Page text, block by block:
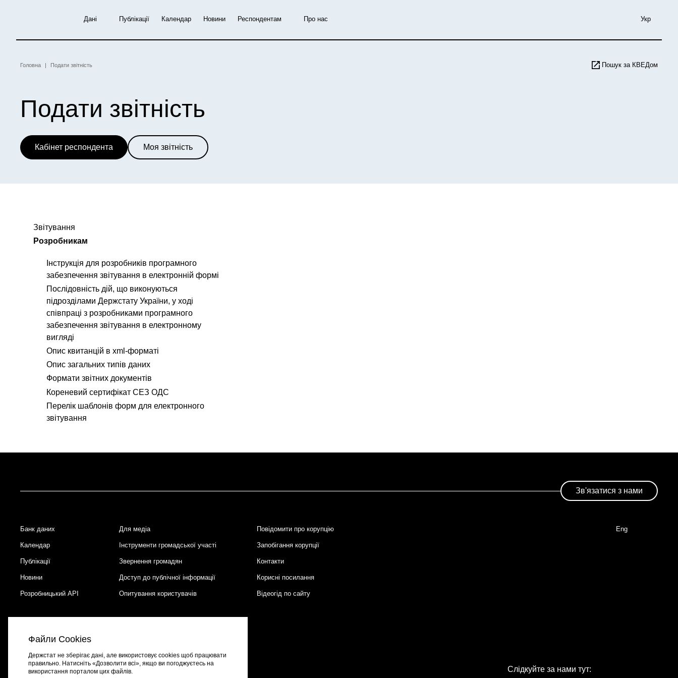
Дані Публікації Календар Новини Респондентам Про нас Укр
Рядок
Головна Подати звітність Пошук за КВЕДом
Подати звітність
Кабінет респондента Моя звітність
Звітування
Розробникам
Інструкція для розробників програмного
забезпечення звітування в електронній формі
Послідовність дій, що виконуються
підрозділами Держстату України, у ході
співпраці з розробниками програмного
забезпечення звітування в електронному
вигляді
Опис квитанцій в xml-форматі
Опис загальних типів даних
Формати звітних документів
Кореневий сертифікат СЕЗ ОДС
Перелік шаблонів форм для електронного
звітування
Зв'язатися з нами
Footer
Банк даних Для медіа Повідомити про корупцію
Календар Інструменти громадської участі Запобігання корупції
Публікації Звернення громадян Контакти
Новини Доступ до публічної інформації Корисні посилання
Розробницький API Опитування користувачів Відеогід по сайту
Eng
Слідкуйте за нами тут:
Файли Cookies
Держстат не зберігає дані, але використовує cookies щоб працювати
правильно. Натисніть «Дозволити всі», якщо ви погоджуєтесь на
використання порталом цих файлів.